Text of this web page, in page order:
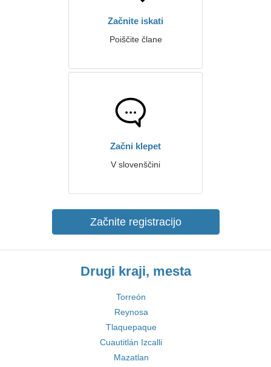
Začnite iskati
Poiščite člane
Začni klepet
V slovenščini
Začnite registracijo
Drugi kraji, mesta
Torreón
Reynosa
Tlaquepaque
Cuautitlán Izcalli
Mazatlan